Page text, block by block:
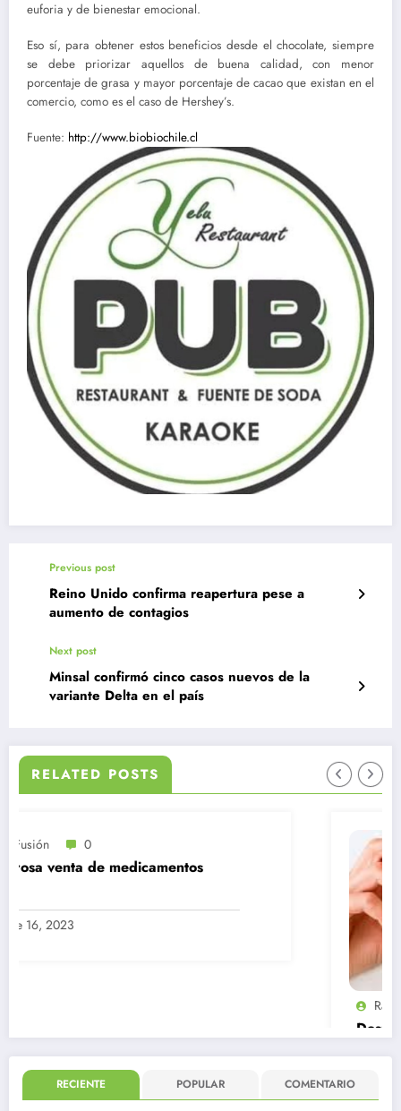
euforia y de bienestar emocional.
Eso sí, para obtener estos beneficios desde el chocolate, siempre
se debe priorizar aquellos de buena calidad, con menor
porcentaje de grasa y mayor porcentaje de cacao que existan en el
comercio, como es el caso de Hershey’s.
Fuente: http://www.biobiochile.cl
Previous post
Reino Unido confirma reapertura pese a
aumento de contagios
Next post
Minsal confirmó cinco casos nuevos de la
variante Delta en el país
RELATED POSTS
convierten en la principal causa de
muerte en mujeres
Agosto 29, 2023